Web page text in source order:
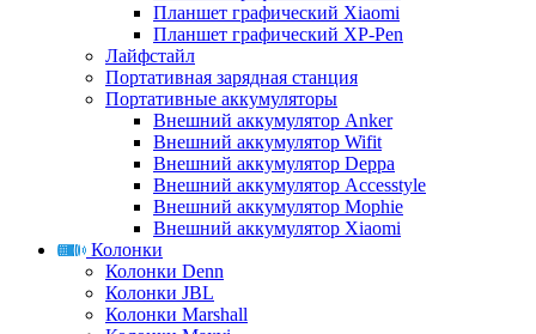
Планшет графический Xiaomi
Планшет графический XP-Pen
Лайфстайл
Портативная зарядная станция
Портативные аккумуляторы
Внешний аккумулятор Anker
Внешний аккумулятор Wifit
Внешний аккумулятор Deppa
Внешний аккумулятор Accesstyle
Внешний аккумулятор Mophie
Внешний аккумулятор Xiaomi
Колонки
Колонки Denn
Колонки JBL
Колонки Marshall